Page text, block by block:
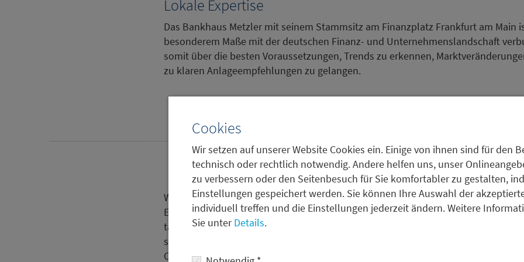
Cookies
Wir setzen auf unserer Website Cookies ein. Einige von ihnen sind für den
technisch oder rechtlich notwendig. Andere helfen uns, unser
zu verbessern oder den Seitenbesuch für Sie komfortabler zu gestalten,
Einstellungen gespeichert werden. Sie können Ihre Auswahl der
individuell treffen und die Einstellungen jederzeit ändern. Weitere
Sie unterDetails.
Lokale Expertise
Das Bankhaus Metzler mit seinem Stammsitz am Finanzplatz Frankfurt am Main
besonderem Maße mit der deutschen Finanz- und Unternehmenslandschaft
somit über die besten Voraussetzungen, Trends zu erkennen,
zu klaren Anlageempfehlungen zu gelangen.
FI/FX-Research
Wir analysieren die Devisen- und Anleihemärkte der Haupthandelswährungen
Entwicklungen in den Emerging Markets. Dabei reicht das Spektrum unserer
täglichen handelsorientierten Kommentaren bis hin zu langfristigen
strategischen Positionierung fokussieren wir uns im Anleihesegment
Covered und Corporate Bonds/Financials.